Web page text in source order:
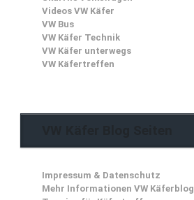
Videos VW Käfer
VW Bus
VW Käfer Technik
VW Käfer unterwegs
VW Käfertreffen
Impressum & Datenschutz
Mehr Informationen VW Käferblog